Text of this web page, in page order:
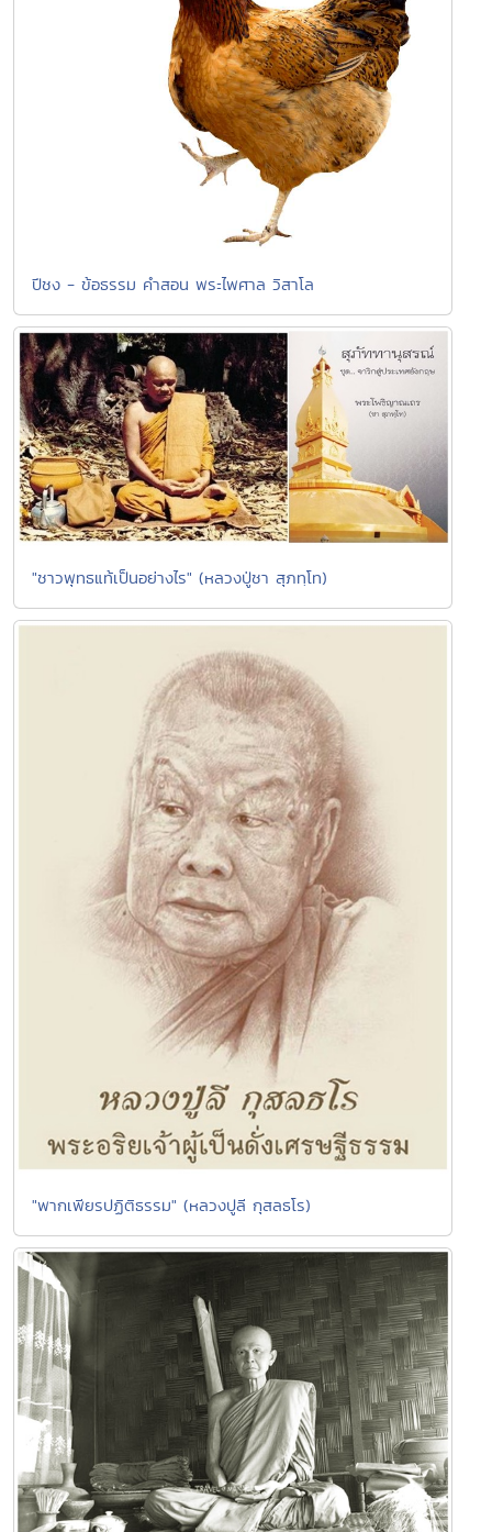
ปีชง - ข้อธรรม คำสอน พระไพศาล วิสาโล
"ชาวพุทธแท้เป็นอย่างไร" (หลวงปู่ชา สุภทฺโท)
"พากเพียรปฏิติธรรม" (หลวงปูลี กุสลธโร)